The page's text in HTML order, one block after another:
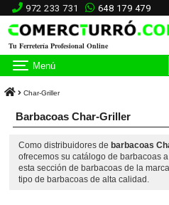
972 233 731 648 179 479
Tu Ferretería Profesional Online
Menú
Char-Griller
Barbacoas Char-Griller
Como distribuidores de barbacoas
ofrecemos su catálogo de barbacoas
esta sección de barbacoas de la
tipo de barbacoas de alta calidad.